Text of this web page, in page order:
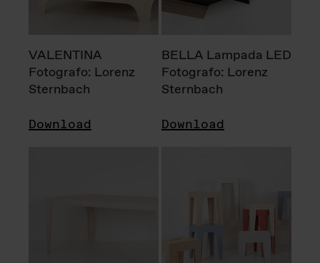
VALENTINA
Fotografo: Lorenz
Sternbach
Download
BELLA Lampada LED
Fotografo: Lorenz
Sternbach
Download